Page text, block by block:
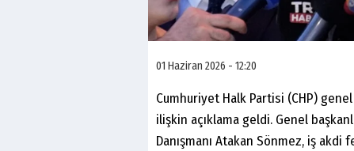
01 Haziran 2026 - 12:20
Cumhuriyet Halk Partisi (CHP)
ilişkin açıklama geldi. Genel
Danışmanı Atakan Sönmez, iş